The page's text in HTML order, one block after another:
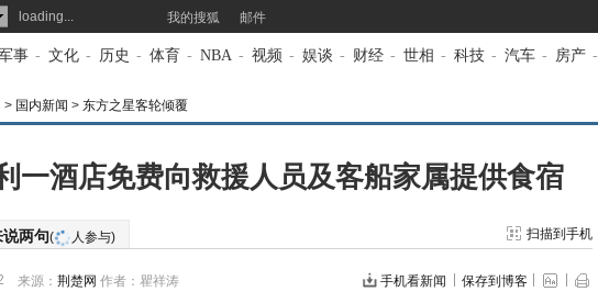
loading... 我的搜狐 邮件
事 - 文化 - 历史 - 体育 - NBA - 视频 - 娱谈 - 财经 - 世相 - 科技 - 汽车 - 房产 -
> 国内新闻 > 东方之星客轮倾覆
一酒店免费向救援人员及客船家属提供食宿
说两句( 人参与) 扫描到手机
来源： 荆楚网 作者：瞿祥涛 手机看新闻 保存到博客